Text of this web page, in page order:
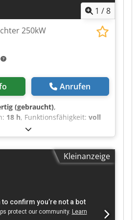
1 /8
250kW
Anrufen
(gebraucht),
18 h, Funktionsfähigkeit: voll
, Eingangsspannung:
520 A, Art des Eingangsstroms:
, Eingangsfrequenz:50 Hz,
, Jahr der letzten
Ausgangsleistung
250kW | 520A
Kleinanzeige